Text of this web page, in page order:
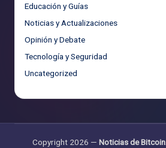
Educación y Guías
Noticias y Actualizaciones
Opinión y Debate
Tecnología y Seguridad
Uncategorized
Copyright 2026 — Noticias de Bitcoin